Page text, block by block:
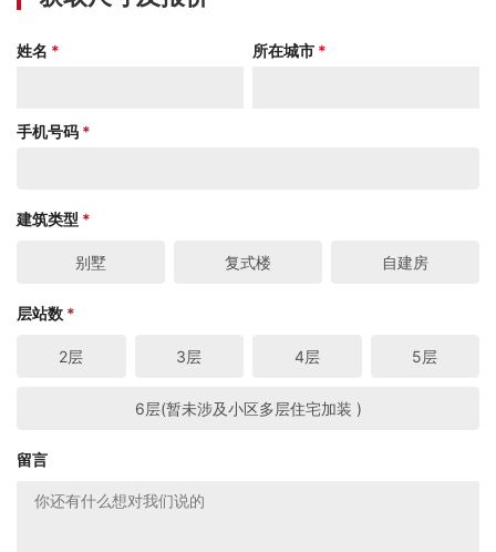
姓名 * 所在城市 *
手机号码 *
建筑类型 *
别墅 复式楼 自建房
层站数 *
2层 3层 4层 5层
6层(暂未涉及小区多层住宅加装 )
留言